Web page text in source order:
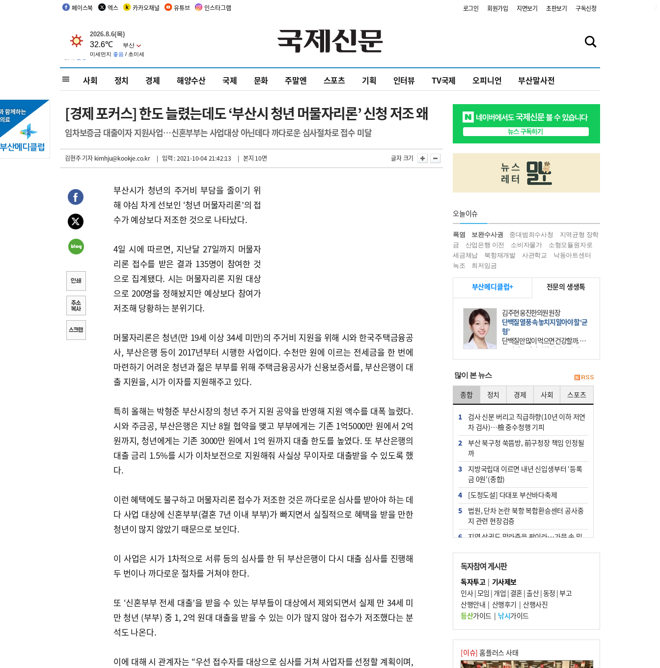
페이스북 엑스 카카오채널 유튜브 인스타그램 로그인 회원가입 지면보기 초판보기 구독신청
사회 정치 경제 해양수산 국제 문화 주말엔 스포츠 기획 인터뷰 TV국제 오피니언 부산말사전
[경제 포커스] 한도 늘렸는데도 ‘부산시 청년 머물자리론’ 신청 저조 왜
임차보증금 대출이자 지원사업…신혼부부는 사업대상 아닌데다 까다로운 심사절차로 접수 미달
김현주 기자kimhju@kookje.co.kr | 입력 : 2021-10-04 21:42:13 | 본지 10면 글자 크기
부산시가 청년의 주거비 부담을 줄이기 위
해 야심 차게 선보인 ‘청년 머물자리론’의 접
수가 예상보다 저조한 것으로 나타났다.
4일 시에 따르면, 지난달 27일까지 머물자
리론 접수를 받은 결과 135명이 참여한 것
으로 집계됐다. 시는 머물자리론 지원 대상
으로 200명을 정해놨지만 예상보다 참여가
저조해 당황하는 분위기다.
머물자리론은 청년(만 19세 이상 34세 미만)의 주거비 지원을 위해 시와 한국주택금융공
사, 부산은행 등이 2017년부터 시행한 사업이다. 수천만 원에 이르는 전세금을 한 번에
마련하기 어려운 청년과 젊은 부부를 위해 주택금융공사가 신용보증서를, 부산은행이 대
출 지원을, 시가 이자를 지원해주고 있다.
특히 올해는 박형준 부산시장의 청년 주거 지원 공약을 반영해 지원 액수를 대폭 늘렸다.
시와 주금공, 부산은행은 지난 8월 협약을 맺고 부부에게는 기존 1억5000만 원에서 2억
원까지, 청년에게는 기존 3000만 원에서 1억 원까지 대출 한도를 높였다. 또 부산은행의
대출 금리 1.5%를 시가 이차보전으로 지원해줘 사실상 무이자로 대출받을 수 있도록 했
다.
이런 혜택에도 불구하고 머물자리론 접수가 저조한 것은 까다로운 심사를 받아야 하는 데
다 사업 대상에 신혼부부(결혼 7년 이내 부부)가 빠지면서 실질적으로 혜택을 받을 만한
청년이 많지 않았기 때문으로 보인다.
이 사업은 시가 1차적으로 서류 등의 심사를 한 뒤 부산은행이 다시 대출 심사를 진행해
두 번이나 까다로운 절차를 거쳐야 한다.
또 ‘신혼부부 전세 대출’을 받을 수 있는 부부들이 대상에서 제외되면서 실제 만 34세 미
만 청년 (부부) 중 1, 2억 원대 대출을 받을 수 있는 이가 많지 않아 접수가 저조했다는 분
석도 나온다.
이에 대해 시 관계자는 “우선 접수자를 대상으로 심사를 거쳐 사업자를 선정할 계획이며,
오늘이슈
폭염 보완수사권 중대범죄수사청
지역균형 장학
금
산업은행 이전 소비자물가
소형모듈원자로
세금체납
북항재개발 사관학교
낙동아트센터
녹조
최저임금
부산메디클럽+ 전문의 생생톡
김주현 웅진한의원 원장
단백질 열풍 속 놓치지 말아야 할 ‘균
형’
단백질만 많이 먹으면 건강할까. 요
즘 건강을 이야기할 때 빠지지 않는
키워드가 단백질이다. 헬스장을 다니
많이 본 뉴스
종합 정치 경제 사회 스포츠
1
검사 신분 버리고 직급하향(10년 이하 저연
차 검사)…檢 중수청행 기피
2
부산 북구청 쑥뜸방, 前구청장 책임 인정될
까
3
지방국립대 이르면 내년 신입생부터 ‘등록
금 0원’(종합)
4
[도청도설] 다대포 부산바다축제
5
법원, 단차 논란 북항 복합환승센터 공사중
지 관련 현장검증
6
지역 상권도 말라죽을 판이라…가뭄 속 밀
7
통영시민 추석 전 35만 원 받는다
8
해양수산부 신청사 북항재개발 부지에 짓
는다
9
부산 철강공장 50대 노동자 추락사
10 국힘 부산시당, ‘정이한 조력’ 시의원 윤리
위에…‘한동훈 지지’도 신고접수
독자참여 게시판
독자투고| 기사제보
인사|모임 | 개업 | 결혼|출산|동정 |부고
산행안내 | 산행후기 | 산행사진
등산가이드| 낚시가이드
[이슈] 홈플러스 사태